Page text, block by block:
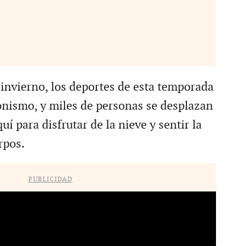
los deportes de esta temporada
y miles de personas se desplazan
para disfrutar de la nieve y sentir la
PUBLICIDAD